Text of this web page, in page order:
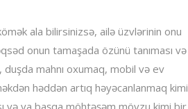
ala bilirsinizsə, ailə üzvlərinin onu
onun tamaşada özünü tanıması və
mahnı oxumaq, mobil və ev
həddən artıq həyəcanlanmaq kimi
və ya başqa möhtəşəm mövzu kimi bir